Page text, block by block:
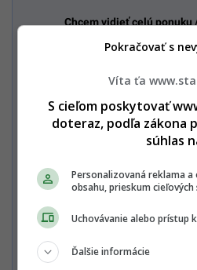
Chcem vidieť celú ponuku
Nechcem odoberať PREMIUM
Zaplať jedným
Alebo
Zaplatiť
Víta ťa
S cieľom poskytovať
doteraz, podľa zákona
súhlas
Personalizovaná reklama
obsahu, prieskum cieľových
Uchovávanie alebo prístup
Ďalšie informácie
Pokračovať s